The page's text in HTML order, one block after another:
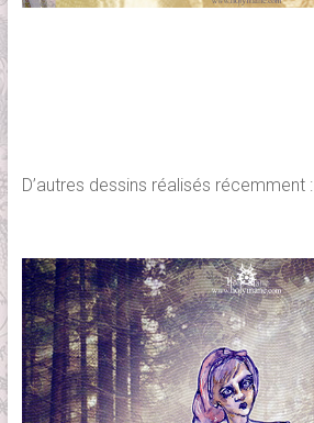
D’autres dessins réalisés récemment :